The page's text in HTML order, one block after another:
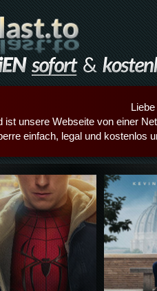
ist unsere Webseite von einer
einfach, legal und kostenlos
Details,Play